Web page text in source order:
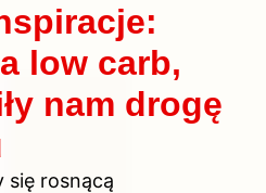
low carb,
nam drogę
się rosnącą